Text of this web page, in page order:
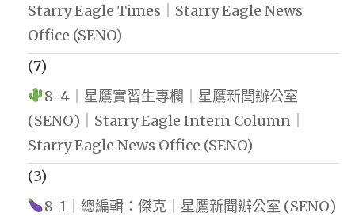
Starry Eagle Times｜Starry Eagle News
Office (SENO)
(7)
8-4｜星鷹實習生專欄｜星鷹新聞辦公室
(SENO)｜Starry Eagle Intern Column｜
Starry Eagle News Office (SENO)
(3)
8-1｜總編輯：傑克｜星鷹新聞辦公室 (SENO)